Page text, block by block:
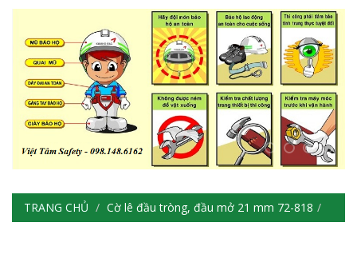
TRANG CHỦ Cờ lê đầu tròng, đầu mở 21 mm 72-818